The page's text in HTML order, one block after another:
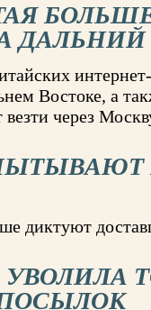
ДАЛЬНИЙ
Востоке, а
через
диктуют
УВОЛИЛА